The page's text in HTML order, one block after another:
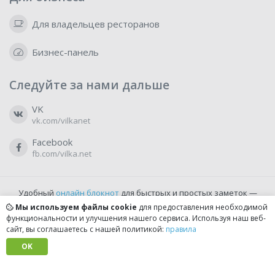
Для владельцев ресторанов
Бизнес-панель
Следуйте за нами дальше
VK
vk.com/vilkanet
Facebook
fb.com/vilka.net
Удобный онлайн блокнотдля быстрых и простых заметок —
бесплатно и доступно прямо из браузера.
Мы используем файлы cookie для предоставления необходимой
функциональности и улучшения нашего сервиса. Используя наш веб-
сайт, вы соглашаетесь с нашей политикой: правила
OK